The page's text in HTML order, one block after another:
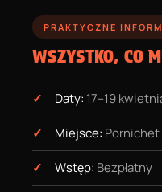
PRAKTYCZNE
WSZYSTKO, CO
Daty: 17–19
Miejsce: Pornichet
Wstęp: Bezpłatny